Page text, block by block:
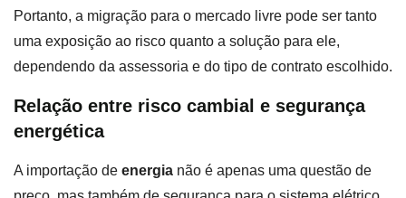
Portanto, a migração para o mercado livre pode ser tanto
uma exposição ao risco quanto a solução para ele,
dependendo da assessoria e do tipo de contrato escolhido.
Relação entre risco cambial e segurança
energética
A importação de energia não é apenas uma questão de